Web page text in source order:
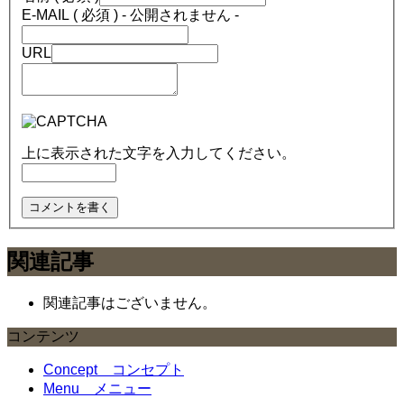
E-MAIL ( 必須 ) - 公開されません -
URL
上に表示された文字を入力してください。
関連記事
関連記事はございません。
コンテンツ
Concept
コンセプト
Menu
メニュー